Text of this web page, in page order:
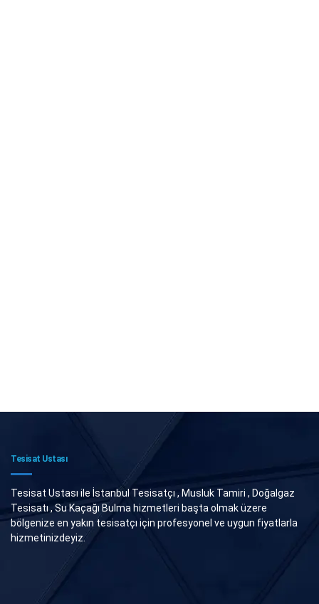
Tesisat Ustası
Tesisat Ustası ile İstanbul Tesisatçı , Musluk Tamiri , Doğalgaz
Tesisatı , Su Kaçağı Bulma hizmetleri başta olmak üzere
bölgenize en yakın tesisatçı için profesyonel ve uygun fiyatlarla
hizmetinizdeyiz.